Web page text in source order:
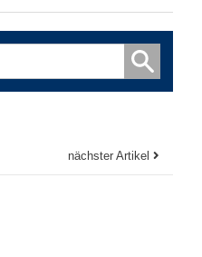
nächster Artikel